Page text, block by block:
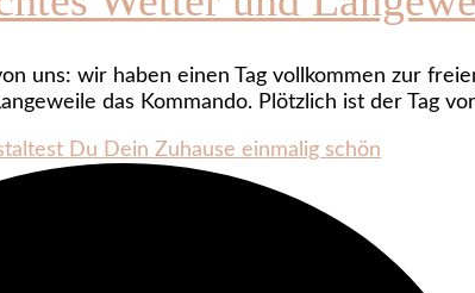
uns: wir haben einen Tag vollkommen zur
das Kommando. Plötzlich ist der Tag